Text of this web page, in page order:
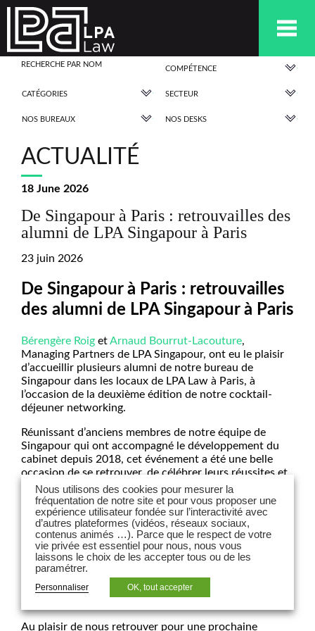
COMPÉTENCE
CATÉGORIES SECTEUR
NOS BUREAUX NOS DESKS
ACTUALITÉ
18 June 2026
De Singapour à Paris : retrouvailles des
alumni de LPA Singapour à Paris
23 juin 2026
De Singapour à Paris : retrouvailles
des alumni de LPA Singapour à Paris
Bérengère Roig etArnaud Bourrut-Lacouture,
Managing Partners de LPA Singapour, ont eu le plaisir
d’accueillir plusieurs alumni de notre bureau de
Singapour dans les locaux de LPA Law à Paris, à
l’occasion de la deuxième édition de notre cocktail-
déjeuner networking.
Réunissant d’anciens membres de notre équipe de
Singapour qui ont accompagné le développement du
cabinet depuis 2018, cet événement a été une belle
occasion de se retrouver, de célébrer leurs réussites et
parcours professionnels, et de partager les dernières
actualités et activités du cabinet.
Nous sommes fiers du chemin parcouru par nos alumni
et reconnaissants de pouvoir entretenir ces liens
durables au fil des années, par-delà les juridictions et
les secteurs d’activité.
Un grand merci à tous ceux qui nous ont rejoints pour
Au plaisir de nous retrouver pour une prochaine
Nous utilisons des cookies pour mesurer la
fréquentation de notre site et pour vous proposer une
expérience utilisateur fondée sur l’interactivité avec
d’autres plateformes (vidéos, réseaux sociaux,
contenus animés …). Parce que le respect de votre
vie privée est essentiel pour nous, nous vous
laissons le choix de les accepter tous ou de les
paramétrer.
Personnaliser OK, tout accepter